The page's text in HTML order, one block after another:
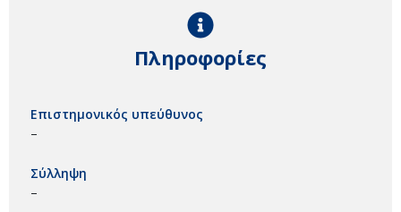
Πληροφορίες
Επιστημονικός υπεύθυνος
–
Σύλληψη
–